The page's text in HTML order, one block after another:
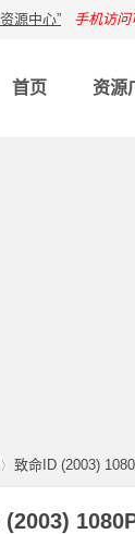
源中心” 手机访
首页 资源
致命ID (2003)
(2003)